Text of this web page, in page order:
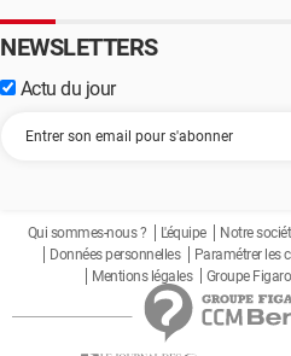
NEWSLETTERS
Actu du jour
Qui sommes-nous ? L'équipe Notre
Données personnelles
Paramétrer les
Mentions légales
Groupe Figaro